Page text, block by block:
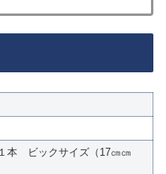
本 ビックサイズ（17㎝㎝